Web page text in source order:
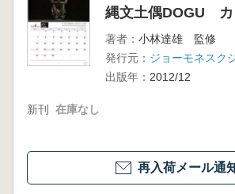
縄文土偶DOGU カ
著者： 小林達雄 監修
発行元： ジョーモネスク
出版年： 2012/12
新刊 在庫なし
再入荷メール通